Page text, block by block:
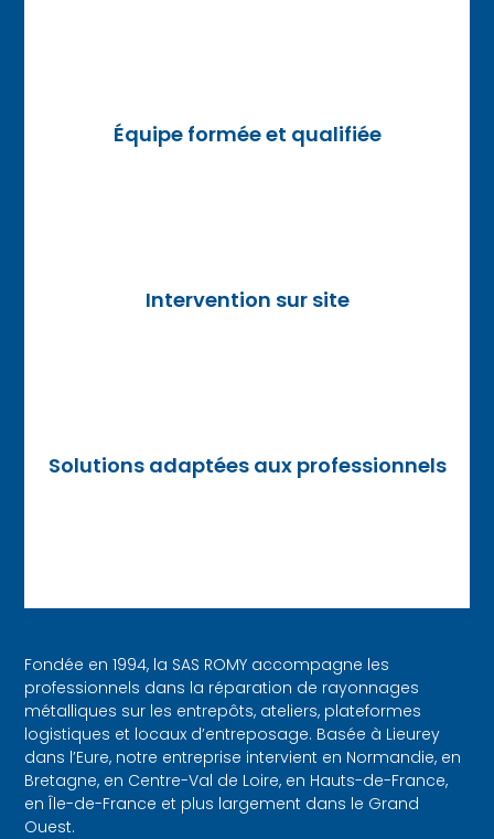
Équipe formée et qualifiée
Intervention sur site
Solutions adaptées aux professionnels
Fondée en 1994, la SAS ROMY accompagne les
professionnels dans la réparation de rayonnages
métalliques sur les entrepôts, ateliers, plateformes
logistiques et locaux d’entreposage. Basée à Lieurey
dans l’Eure, notre entreprise intervient en Normandie, en
Bretagne, en Centre-Val de Loire, en Hauts-de-France,
en Île-de-France et plus largement dans le Grand
Ouest.